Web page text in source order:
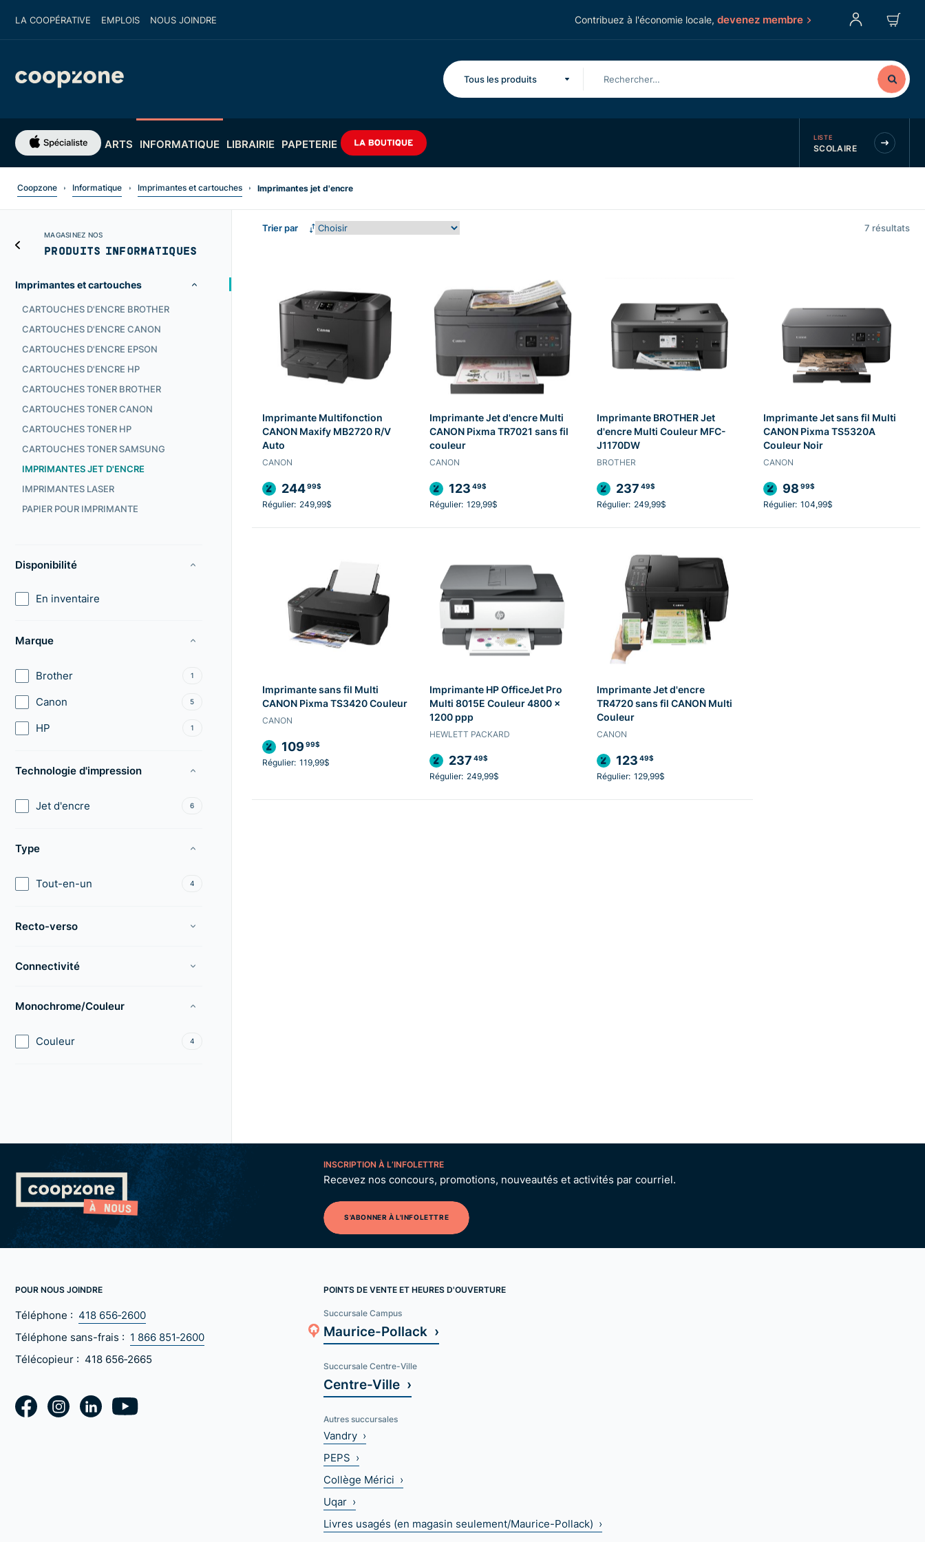
LA COOPÉRATIVE EMPLOIS NOUS JOINDRE Contribuez à l'économie locale, devenez membre
Tous les produits
ARTS INFORMATIQUE LIBRAIRIE PAPETERIE LISTE
SCOLAIRE
Coopzone Informatique Imprimantes et cartouches Imprimantes jet d'encre
MAGASINEZ NOS
PRODUITS INFORMATIQUES
Imprimantes et cartouches
CARTOUCHES D'ENCRE BROTHER
CARTOUCHES D'ENCRE CANON
CARTOUCHES D'ENCRE EPSON
CARTOUCHES D'ENCRE HP
CARTOUCHES TONER BROTHER
CARTOUCHES TONER CANON
CARTOUCHES TONER HP
CARTOUCHES TONER SAMSUNG
IMPRIMANTES JET D'ENCRE
IMPRIMANTES LASER
PAPIER POUR IMPRIMANTE
Disponibilité
En inventaire
Marque
Brother 1
Canon 5
HP 1
Technologie d'impression
Jet d'encre 6
Type
Tout-en-un 4
Recto-verso
Connectivité
Monochrome/Couleur
Couleur 4
Trier par 7 résultats
Imprimante Multifonction
CANON Maxify MB2720 R/V
Auto
CANON
24499$
Régulier: 249,99$
Imprimante Jet d'encre Multi
CANON Pixma TR7021 sans fil
couleur
CANON
123 49$
Régulier: 129,99$
Imprimante BROTHER Jet
d'encre Multi Couleur MFC-
J1170DW
BROTHER
237 49$
Régulier: 249,99$
Imprimante Jet sans fil Multi
CANON Pixma TS5320A
Couleur Noir
CANON
98 99$
Régulier: 104,99$
Imprimante sans fil Multi
CANON Pixma TS3420 Couleur
CANON
109 99$
Régulier: 119,99$
Imprimante HP OfficeJet Pro
Multi 8015E Couleur 4800 x
1200 ppp
HEWLETT PACKARD
237 49$
Régulier: 249,99$
Imprimante Jet d'encre
TR4720 sans fil CANON Multi
Couleur
CANON
123 49$
Régulier: 129,99$
INSCRIPTION À L’INFOLETTRE
Recevez nos concours, promotions, nouveautés et activités par courriel.
S'ABONNER À L'INFOLETTRE
POUR NOUS JOINDRE
Téléphone : 418 656‑2600
Téléphone sans-frais : 1 866 851‑2600
Télécopieur : 418 656‑2665
POINTS DE VENTE ET HEURES D'OUVERTURE
Succursale Campus
Maurice-Pollack ›
Succursale Centre-Ville
Centre-Ville ›
Autres succursales
Vandry ›
PEPS ›
Collège Mérici ›
Uqar ›
Livres usagés (en magasin seulement/Maurice-Pollack) ›